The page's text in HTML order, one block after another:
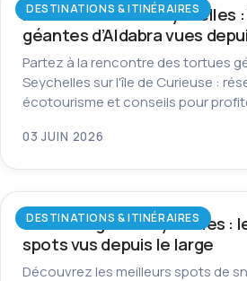
DESTINATIONS & ITINÉRAIRES
Île Curieuse aux Seychelles
géantes d’Aldabra vues
Partez à la rencontre des tortues
Seychelles sur l'île de Curieuse :
écotourisme et conseils pour
03 JUIN 2026
DESTINATIONS & ITINÉRAIRES
Snorkeling aux Seychelles :
spots vus depuis le large
Découvrez les meilleurs spots de